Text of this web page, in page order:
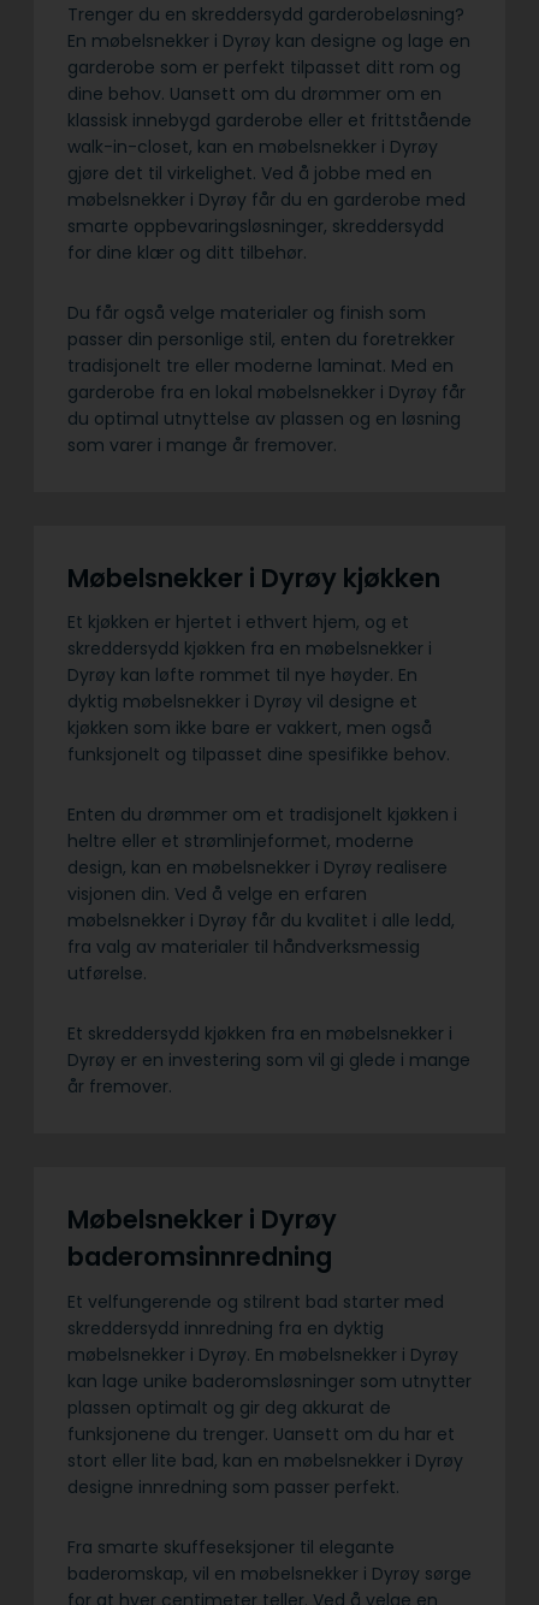
Trenger du en skreddersydd garderobeløsning?
En møbelsnekker i Dyrøy kan designe og lage en
garderobe som er perfekt tilpasset ditt rom og
dine behov. Uansett om du drømmer om en
klassisk innebygd garderobe eller et frittstående
walk-in-closet, kan en møbelsnekker i Dyrøy
gjøre det til virkelighet. Ved å jobbe med en
møbelsnekker i Dyrøy får du en garderobe med
smarte oppbevaringsløsninger, skreddersydd
for dine klær og ditt tilbehør.
Du får også velge materialer og finish som
passer din personlige stil, enten du foretrekker
tradisjonelt tre eller moderne laminat. Med en
garderobe fra en lokal møbelsnekker i Dyrøy får
du optimal utnyttelse av plassen og en løsning
som varer i mange år fremover.
Møbelsnekker i Dyrøy kjøkken
Et kjøkken er hjertet i ethvert hjem, og et
skreddersydd kjøkken fra en møbelsnekker i
Dyrøy kan løfte rommet til nye høyder. En
dyktig møbelsnekker i Dyrøy vil designe et
kjøkken som ikke bare er vakkert, men også
funksjonelt og tilpasset dine spesifikke behov.
Enten du drømmer om et tradisjonelt kjøkken i
heltre eller et strømlinjeformet, moderne
design, kan en møbelsnekker i Dyrøy realisere
visjonen din. Ved å velge en erfaren
møbelsnekker i Dyrøy får du kvalitet i alle ledd,
fra valg av materialer til håndverksmessig
utførelse.
Et skreddersydd kjøkken fra en møbelsnekker i
Dyrøy er en investering som vil gi glede i mange
år fremover.
Møbelsnekker i Dyrøy
baderomsinnredning
Et velfungerende og stilrent bad starter med
skreddersydd innredning fra en dyktig
møbelsnekker i Dyrøy. En møbelsnekker i Dyrøy
kan lage unike baderomsløsninger som utnytter
plassen optimalt og gir deg akkurat de
funksjonene du trenger. Uansett om du har et
stort eller lite bad, kan en møbelsnekker i Dyrøy
designe innredning som passer perfekt.
Fra smarte skuffeseksjoner til elegante
baderomskap, vil en møbelsnekker i Dyrøy sørge
for at hver centimeter teller. Ved å velge en